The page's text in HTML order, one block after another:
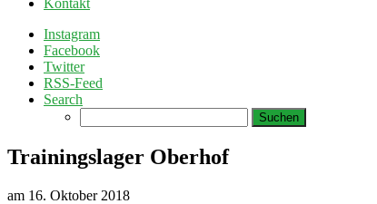
Kontakt
Instagram
Facebook
Twitter
RSS-Feed
Search
nach:
Trainingslager Oberhof
am 16. Oktober 2018